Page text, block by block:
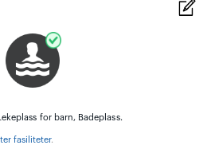
for barn, Badeplass.
fasiliteter.